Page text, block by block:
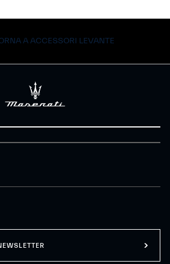
A ACCESSORI LEVANTE